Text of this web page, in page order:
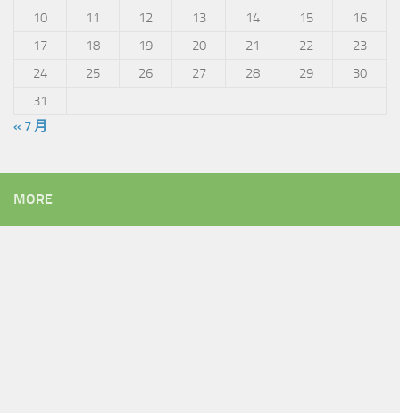
10
11 12 13 14 15
16
17
18 19 20 21 22
23
24
25 26 27 28 29
30
31
« 7 月
MORE